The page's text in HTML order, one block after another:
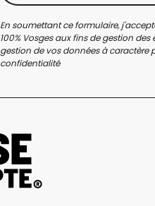
En soumettant ce formulaire,
100% Vosges aux fins de gestion
gestion de vos données à caractère
confidentialité